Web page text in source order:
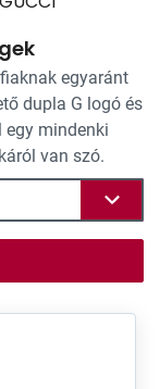
egyaránt
dupla G logó és
egy mindenki
van szó.